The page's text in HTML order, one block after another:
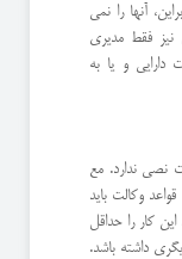
آنها را نمی
نیز فقط مدیری
و یا به
نصی ندارد. مع
وکالت باید
کار را حداقل
داشته باشد.